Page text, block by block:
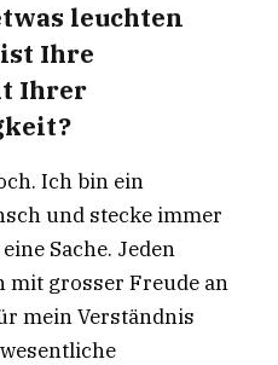
leuchten
Ihre
Ihrer
Ich bin ein
und stecke immer
Sache. Jeden
mit grosser Freude an
mein Verständnis